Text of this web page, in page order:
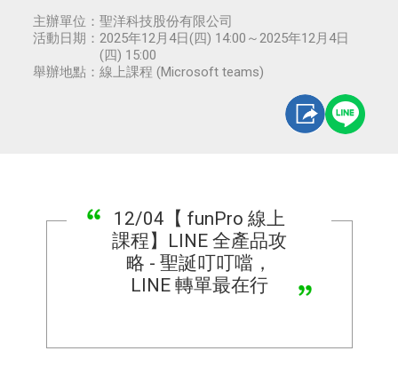
主辦單位： 聖洋科技股份有限公司
活動日期： 2025年12月4日(四) 14:00～2025年12月4日
(四) 15:00
舉辦地點： 線上課程 (Microsoft teams)
12/04【 funPro 線上
課程】LINE 全產品攻
略 - 聖誕叮叮噹，
LINE 轉單最在行